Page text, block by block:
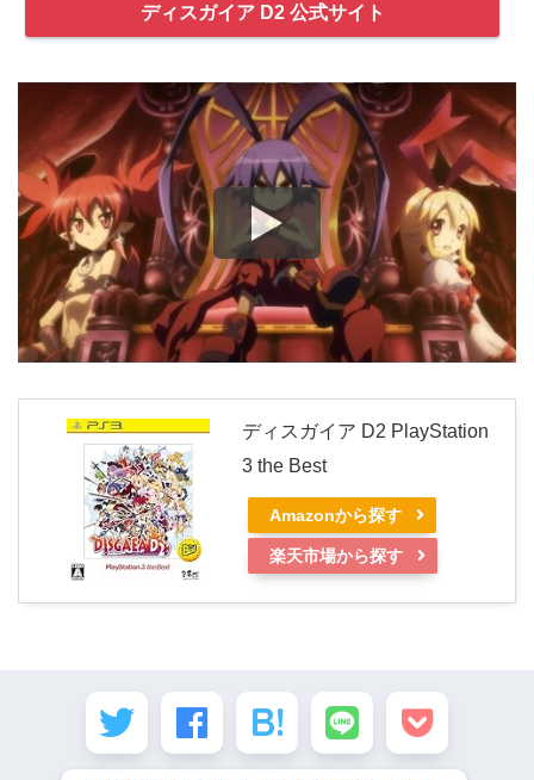
ディスガイア D2 公式サイト
ディスガイア D2 PlayStation
3 the Best
Amazonから探す
楽天市場から探す